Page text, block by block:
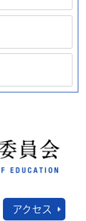
アクセス